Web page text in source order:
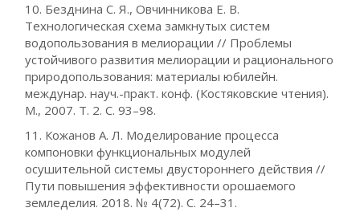
10. Безднина С. Я., Овчинникова Е. В.
Технологическая схема замкнутых систем
водопользования в мелиорации // Проблемы
устойчивого развития мелиорации и рационального
природопользования: материалы юбилейн.
междунар. науч.-практ. конф. (Костяковские чтения).
М., 2007. Т. 2. С. 93–98.
11. Кожанов А. Л. Моделирование процесса
компоновки функциональных модулей
осушительной системы двустороннего действия //
Пути повышения эффективности орошаемого
земледелия. 2018. № 4(72). С. 24–31.